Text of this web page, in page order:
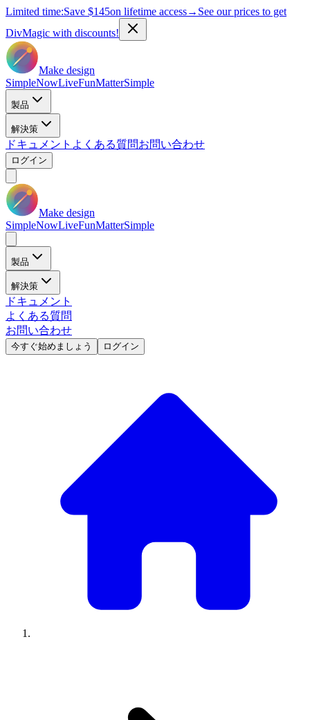
Limited time:Save $145on lifetime access→ See our prices to get
DivMagic with discounts!
Make design
SimpleNowLiveFunMatterSimple
製品
解決策
ドキュメント よくある質問お問い合わせ
ログイン
Make design
SimpleNowLiveFunMatterSimple
製品
解決策
ドキュメント
よくある質問
お問い合わせ
今すぐ始めましょう ログイン